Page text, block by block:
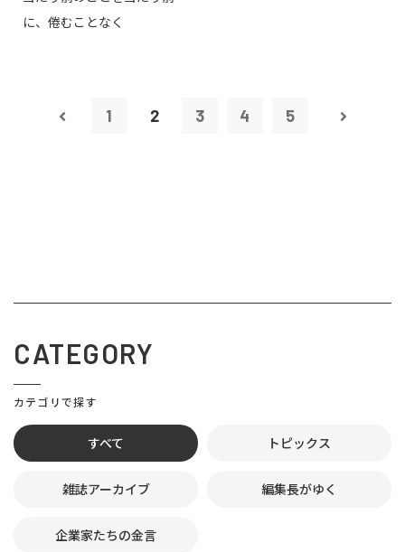
に、倦むことなく
1 2 3 4 5
CATEGORY
カテゴリで探す
すべて トピックス
雑誌アーカイブ 編集長がゆく
企業家たちの金言